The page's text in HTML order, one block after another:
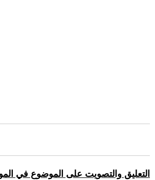
التعليق والتصويت على الموضوع في